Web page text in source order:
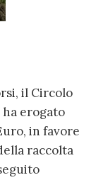
il Circolo
ha erogato
in favore
raccolta